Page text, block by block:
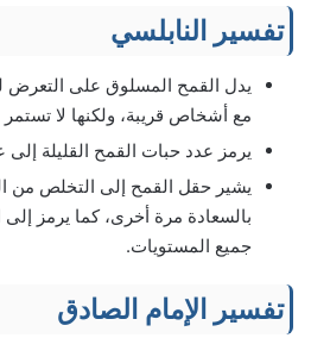
تفسير النابلسي
يدل القمح المسلوق على التعرض
مع أشخاص قريبة، ولكنها لا تستمر
يرمز عدد حبات القمح القليلة إلى
يشير حقل القمح إلى التخلص من
بالسعادة مرة أخرى، كما يرمز
جميع المستويات.
تفسير الإمام الصادق